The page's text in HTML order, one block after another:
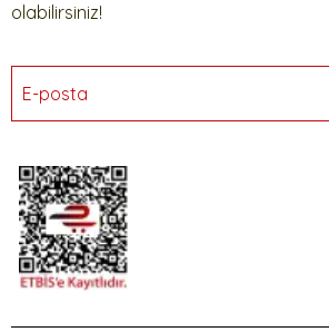
olabilirsiniz!
E-posta